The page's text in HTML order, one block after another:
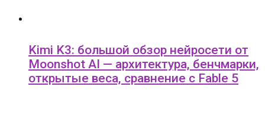
Kimi K3: большой обзор нейросети от
Moonshot AI — архитектура, бенчмарки,
открытые веса, сравнение с Fable 5